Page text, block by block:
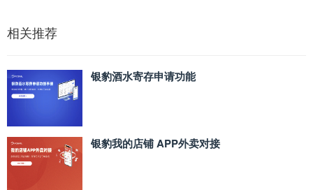
相关推荐
银豹酒水寄存申请功能
银豹我的店铺 APP外卖对接